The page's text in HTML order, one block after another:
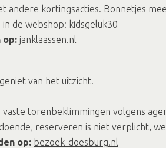
andere kortingsacties. Bonnetjes
de webshop: kidsgeluk30
op: janklaassen.nl
van het uitzicht.
torenbeklimmingen volgens
reserveren is niet verplicht,
op: bezoek-doesburg.nl